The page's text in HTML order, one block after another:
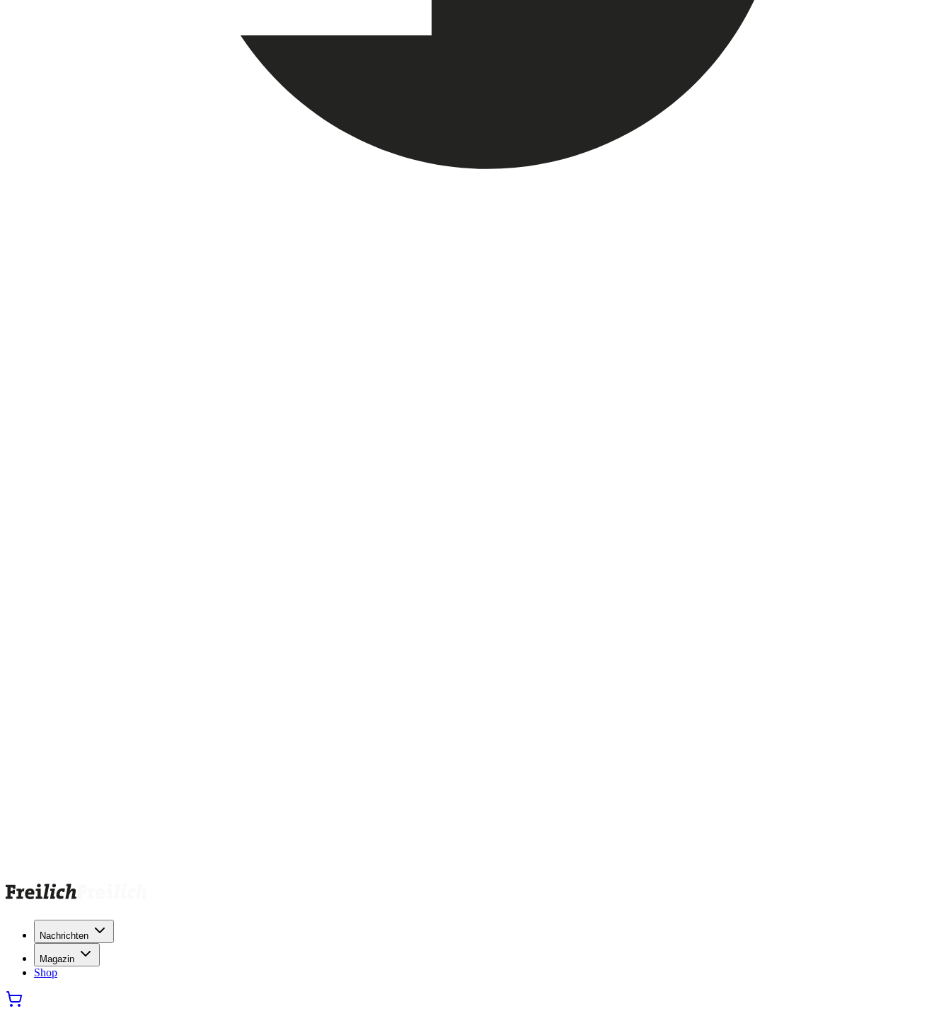
Nachrichten
Magazin
Shop